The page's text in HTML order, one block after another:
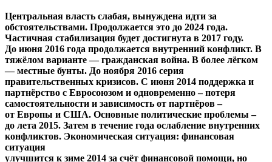
Центральная власть слабая, вынуждена идти за
обстоятельствами. Продолжается это до 2024 года.
Частичная стабилизация будет достигнута в 2017 году.
До июня 2016 года продолжается внутренний конфликт. В
тяжёлом варианте ― гражданская война. В более лёгком
― местные бунты. До ноября 2016 серия
правительственных кризисов. С июня 2014 поддержка и
партнёрство с Евросоюзом и одновременно – потеря
самостоятельности и зависимость от партнёров –
от Европы и США. Основные политические проблемы –
до лета 2015. Затем в течение года ослабление внутренних
конфликтов. Экономическая ситуация: финансовая
ситуация
улучшится к зиме 2014 за счёт финансовой помощи, но